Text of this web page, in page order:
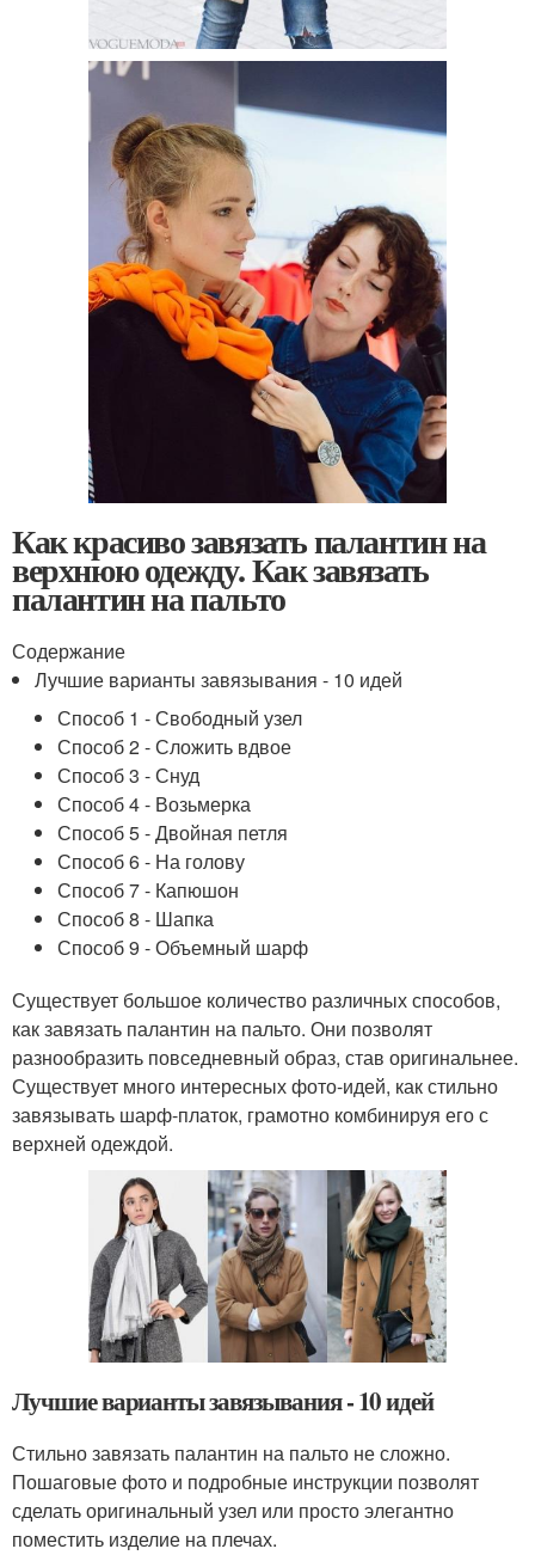
Как красиво завязать палантин на
верхнюю одежду. Как завязать
палантин на пальто
Содержание
Лучшие варианты завязывания - 10 идей
Способ 1 - Свободный узел
Способ 2 - Сложить вдвое
Способ 3 - Снуд
Способ 4 - Возьмерка
Способ 5 - Двойная петля
Способ 6 - На голову
Способ 7 - Капюшон
Способ 8 - Шапка
Способ 9 - Объемный шарф
Существует большое количество различных способов,
как завязать палантин на пальто. Они позволят
разнообразить повседневный образ, став оригинальнее.
Существует много интересных фото-идей, как стильно
завязывать шарф-платок, грамотно комбинируя его с
верхней одеждой.
Лучшие варианты завязывания - 10 идей
Стильно завязать палантин на пальто не сложно.
Пошаговые фото и подробные инструкции позволят
сделать оригинальный узел или просто элегантно
поместить изделие на плечах.